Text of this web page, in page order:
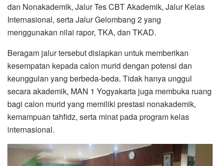
dan Nonakademik, Jalur Tes CBT Akademik, Jalur Kelas
Internasional, serta Jalur Gelombang 2 yang
menggunakan nilai rapor, TKA, dan TKAD.
Beragam jalur tersebut disiapkan untuk memberikan
kesempatan kepada calon murid dengan potensi dan
keunggulan yang berbeda-beda. Tidak hanya unggul
secara akademik, MAN 1 Yogyakarta juga membuka ruang
bagi calon murid yang memiliki prestasi nonakademik,
kemampuan tahfidz, serta minat pada program kelas
internasional.